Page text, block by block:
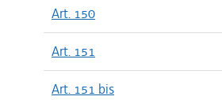
Art. 150
Art. 151
Art. 151 bis